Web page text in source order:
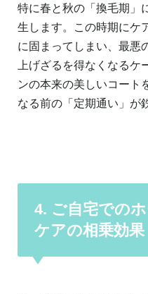
特に春と秋の「換毛期」
生します。この時期にケ
に固まってしまい、最悪
上げざるを得なくなる
ンの本来の美しいコート
なる前の「定期通い」が
4. ご自宅での
ケアの相乗効果